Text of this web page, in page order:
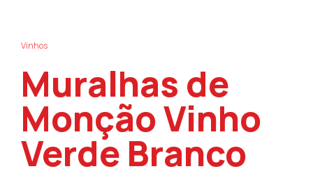
Vinhos
Muralhas de
Monção Vinho
Verde Branco